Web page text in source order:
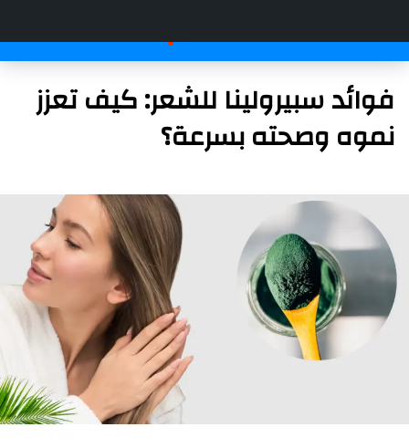
فوائد سبيرولينا للشعر: كيف تعزز
نموه وصحته بسرعة؟